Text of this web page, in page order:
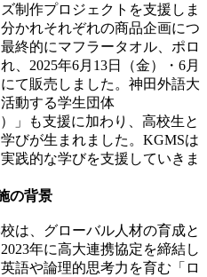
制作プロジェクトを支援しま
かれそれぞれの商品企画につ
終的にマフラータオル、ポロ
、2025年6月13日（金）・6月
て販売しました。神田外語大
動する学生団体
）」も支援に加わり、高校生と
びが生まれました。KGMSは
践的な学びを支援していきま
の背景
は、グローバル人材の育成と
年に高大連携協定を締結し
語や論理的思考力を育む「ロ